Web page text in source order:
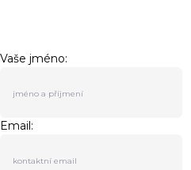
Vaše jméno:
Email: